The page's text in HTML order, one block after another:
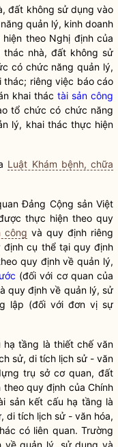
đất không sử dụng vào
quản lý, kinh doanh
theo Nghị định của
nhà, đất không sử
có chức năng quản lý,
thác; riêng việc báo cáo
khai thác tài sản công
tổ chức có chức năng
lý, khai thác thực hiện
Luật Khám bệnh, chữa
Đảng Cộng sản Việt
thực hiện theo quy
công và quy định riêng
định cụ thể tại quy định
quy định về quản lý,
(đối với cơ quan của
quy định về quản lý, sử
lập (đối với đơn vị sự
tầng là thiết chế văn
sử, di tích lịch sử - văn
trụ sở cơ quan, đất
quy định của Chính
sản kết cấu hạ tầng là
di tích lịch sử - văn hóa,
có liên quan. Trường
về quản lý, sử dụng và